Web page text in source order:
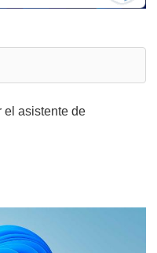
el asistente de